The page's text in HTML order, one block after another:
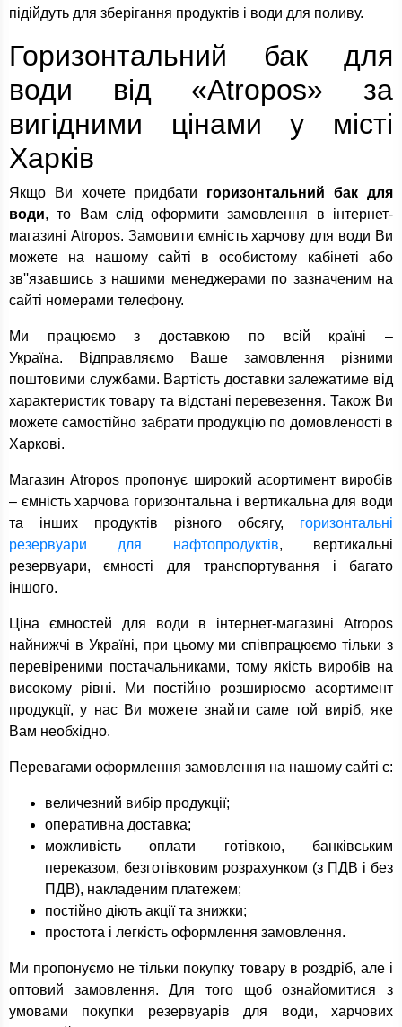
підійдуть для зберігання продуктів і води для поливу.
Горизонтальний бак для
води від «Atropos» за
вигідними цінами у місті
Харків
Якщо Ви хочете придбати горизонтальний бак для
води, то Вам слід оформити замовлення в інтернет-
магазині Atropos. Замовити ємність харчову для води Ви
можете на нашому сайті в особистому кабінеті або
зв''язавшись з нашими менеджерами по зазначеним на
сайті номерами телефону.
Ми працюємо з доставкою по всій країні –
Україна. Відправляємо Ваше замовлення різними
поштовими службами. Вартість доставки залежатиме від
характеристик товару та відстані перевезення. Також Ви
можете самостійно забрати продукцію по домовленості в
Харкові.
Магазин Atropos пропонує широкий асортимент виробів
– ємність харчова горизонтальна і вертикальна для води
та інших продуктів різного обсягу, горизонтальні
резервуари для нафтопродуктів, вертикальні
резервуари, ємності для транспортування і багато
іншого.
Ціна ємностей для води в інтернет-магазині Atropos
найнижчі в Україні, при цьому ми співпрацюємо тільки з
перевіреними постачальниками, тому якість виробів на
високому рівні. Ми постійно розширюємо асортимент
продукції, у нас Ви можете знайти саме той виріб, яке
Вам необхідно.
Перевагами оформлення замовлення на нашому сайті є:
величезний вибір продукції;
оперативна доставка;
можливість оплати готівкою, банківським
переказом, безготівковим розрахунком (з ПДВ і без
ПДВ), накладеним платежем;
постійно діють акції та знижки;
простота і легкість оформлення замовлення.
Ми пропонуємо не тільки покупку товару в роздріб, але і
оптовий замовлення. Для того щоб ознайомитися з
умовами покупки резервуарів для води, харчових